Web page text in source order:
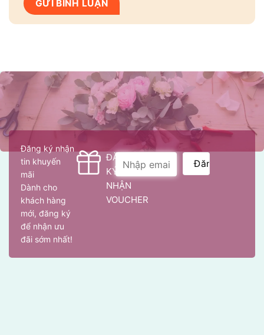
Đăng ký nhận
tin khuyến
mãi
Dành cho
khách hàng
mới, đăng ký
để nhận ưu
đãi sớm nhất!
ĐĂNG
KÝ
NHẬN
VOUCHER